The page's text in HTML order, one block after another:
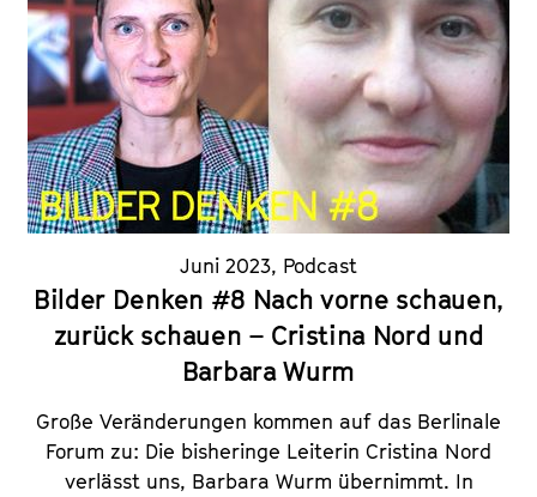
Juni 2023, Podcast
Bilder Denken #8 Nach vorne schauen,
zurück schauen – Cristina Nord und
Barbara Wurm
Große Veränderungen kommen auf das Berlinale
Forum zu: Die bisheringe Leiterin Cristina Nord
verlässt uns, Barbara Wurm übernimmt. In